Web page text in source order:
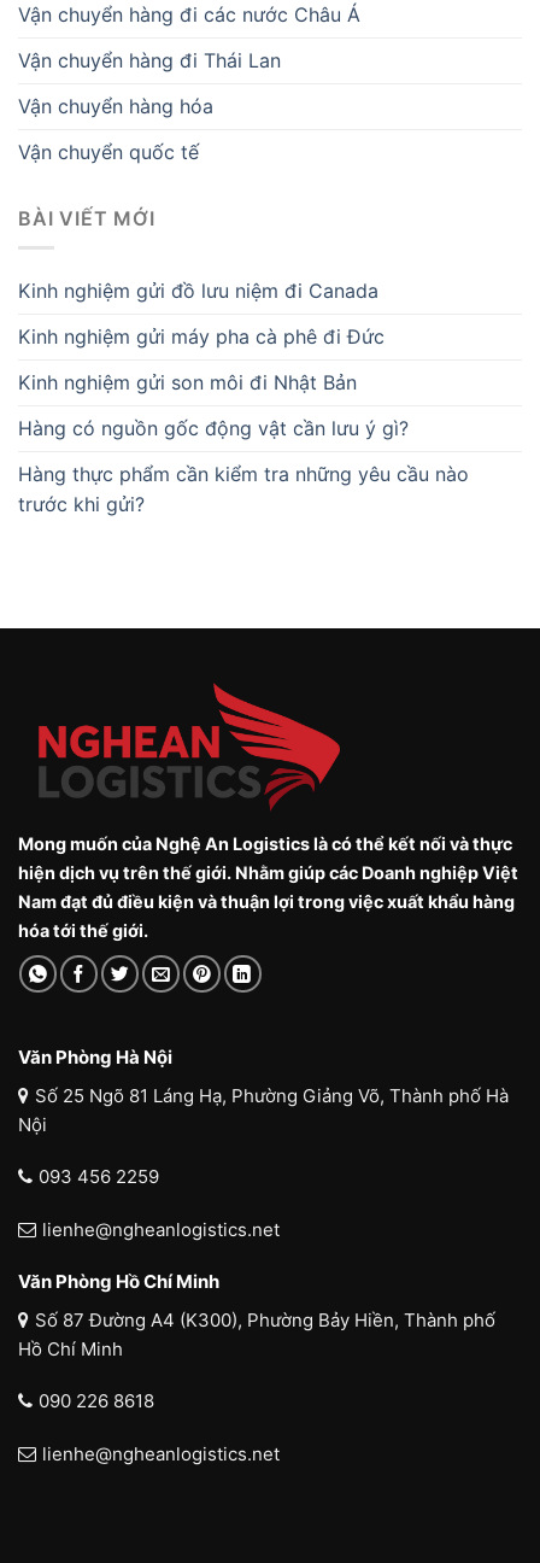
Vận chuyển hàng đi các nước Châu Á
Vận chuyển hàng đi Thái Lan
Vận chuyển hàng hóa
Vận chuyển quốc tế
BÀI VIẾT MỚI
Kinh nghiệm gửi đồ lưu niệm đi Canada
Kinh nghiệm gửi máy pha cà phê đi Đức
Kinh nghiệm gửi son môi đi Nhật Bản
Hàng có nguồn gốc động vật cần lưu ý gì?
Hàng thực phẩm cần kiểm tra những yêu cầu nào
trước khi gửi?
Mong muốn của Nghệ An Logistics là có thể kết nối và thực
hiện dịch vụ trên thế giới. Nhằm giúp các Doanh nghiệp Việt
Nam đạt đủ điều kiện và thuận lợi trong việc xuất khẩu hàng
hóa tới thế giới.
Văn Phòng Hà Nội
Số 25 Ngõ 81 Láng Hạ, Phường Giảng Võ, Thành phố Hà
Nội
093 456 2259
lienhe@ngheanlogistics.net
Văn Phòng Hồ Chí Minh
Số 87 Đường A4 (K300), Phường Bảy Hiền, Thành phố
Hồ Chí Minh
090 226 8618
lienhe@ngheanlogistics.net